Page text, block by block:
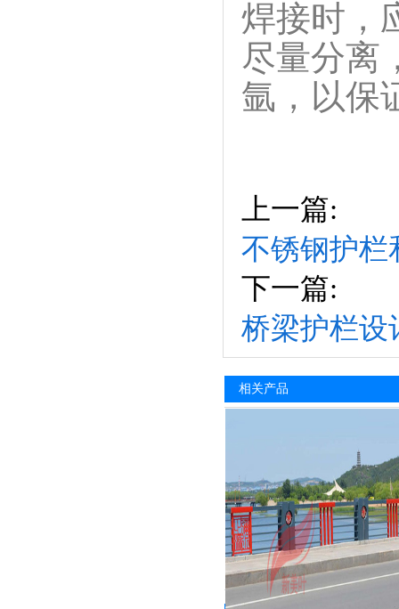
焊接时，
尽量分离
氩，以保
上一篇:
不锈钢护栏
下一篇:
桥梁护栏设
相关产品